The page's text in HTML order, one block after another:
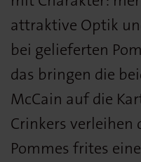
attraktive Optik
bei gelieferten
das bringen die
McCain auf die
Crinkers verleihen
Pommes frites